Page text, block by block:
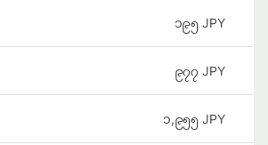
၁၉၅ JPY
၉၇၇ JPY
၁,၉၅၅ JPY